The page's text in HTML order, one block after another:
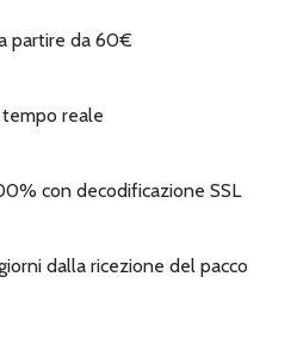
partire da 60€
reale
con decodificazione SSL
dalla ricezione del pacco